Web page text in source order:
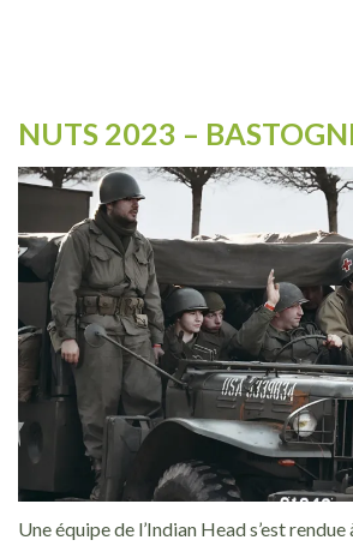
NUTS 2023 –
Une équipe de l’Indian Head s’est